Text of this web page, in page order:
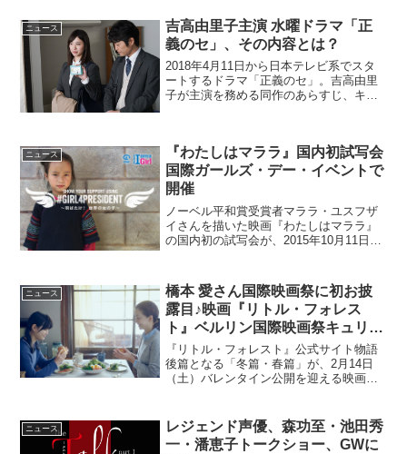
ニュース
吉高由里子主演 水曜ドラマ「正
義のセ」、その内容とは？
2018年4月11日から日本テレビ系でスタ
ートするドラマ「正義のセ」。吉高由里
子が主演を務める同作のあらすじ、キャ
ラマ化。主人公・竹...
ニュース
『わたしはマララ』国内初試写会
国際ガールズ・デー・イベントで
開催
ノーベル平和賞受賞者マララ・ユスフザ
イさんを描いた映画『わたしはマララ』
の国内初の試写会が、2015年10月11日
「＃Girl4President」のメッセージカード
を送...
ニュース
橋本 愛さん国際映画祭に初お披
露目♪映画『リトル・フォレス
ト』ベルリン国際映画祭キュリナ
リー・シネマ部門に正式招待決
定！
『リトル・フォレスト』公式サイト物語
後篇となる「冬篇・春篇」が、2月14日
（土）バレンタイン公開を迎える映画
祭」の“目玉”となる「キュリナリー・シネ
マ部門」には毎年 世界...
ニュース
レジェンド声優、森功至・池田秀
一・潘恵子トークショー、GWに